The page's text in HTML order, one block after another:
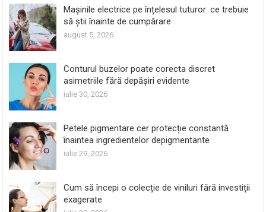
Mașinile electrice pe înțelesul tuturor: ce trebuie
să știi înainte de cumpărare
august 5, 2026
Conturul buzelor poate corecta discret
asimetriile fără depășiri evidente
iulie 30, 2026
Petele pigmentare cer protecție constantă
înaintea ingredientelor depigmentante
iulie 29, 2026
Cum să începi o colecție de viniluri fără investiții
exagerate